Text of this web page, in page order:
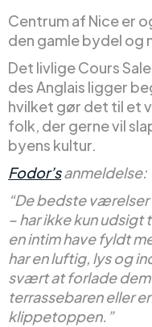
Centrum af Nice er
den gamle bydel og
Det livlige Cours
des Anglais ligger
hvilket gør det til et
folk, der gerne vil
byens kultur.
Fodor’sanmeldelse:
“De bedste værelser
– har ikke kun udsigt
en intim have fyldt
har en luftig, lys og
svært at forlade dem
terrassebaren eller
klippetoppen.”